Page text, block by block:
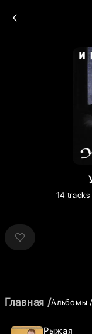
14 tracks
Главная Альбомы
Рыжая